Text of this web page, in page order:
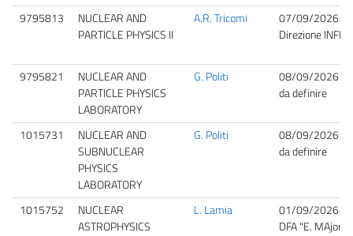
9795813
NUCLEAR AND
PARTICLE PHYSICS II
A.R. Tricomi
07/09/2026
Direzione INFN
9795821
NUCLEAR AND
PARTICLE PHYSICS
LABORATORY
G. Politi
08/09/2026
da definire
1015731
NUCLEAR AND
SUBNUCLEAR
PHYSICS
LABORATORY
G. Politi
08/09/2026
da definire
1015752
NUCLEAR
ASTROPHYSICS
L. Lamia
01/09/2026
DFA "E.